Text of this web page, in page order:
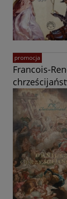
Francois-
promocja